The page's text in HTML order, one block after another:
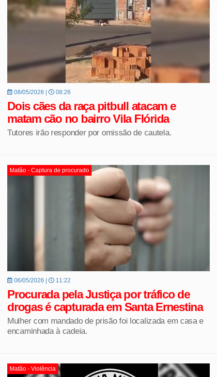
08/05/2026 | 08:26
Dois cães da raça pitbull atacam e
matam cão no bairro Vila Flórida
Tutores irão responder por omissão de cautela.
Matão - Captura de procurado
06/05/2026 | 11:22
Procurada pela Justiça por tráfico de
drogas é capturada em Santa Ernestina
Mulher com mandado de prisão foi localizada em casa e
encaminhada à cadeia.
Matão - Violência